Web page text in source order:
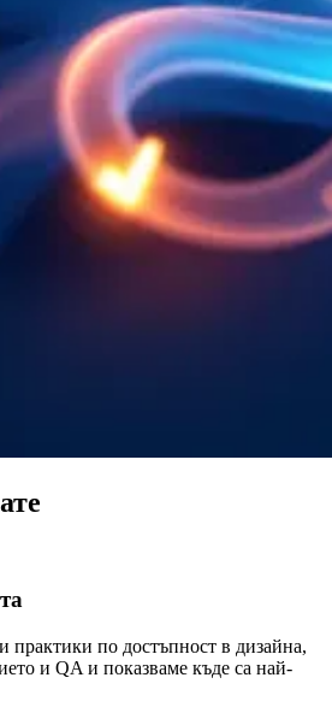
практики по достъпност в дизайна,
и QA и показваме къде са най-